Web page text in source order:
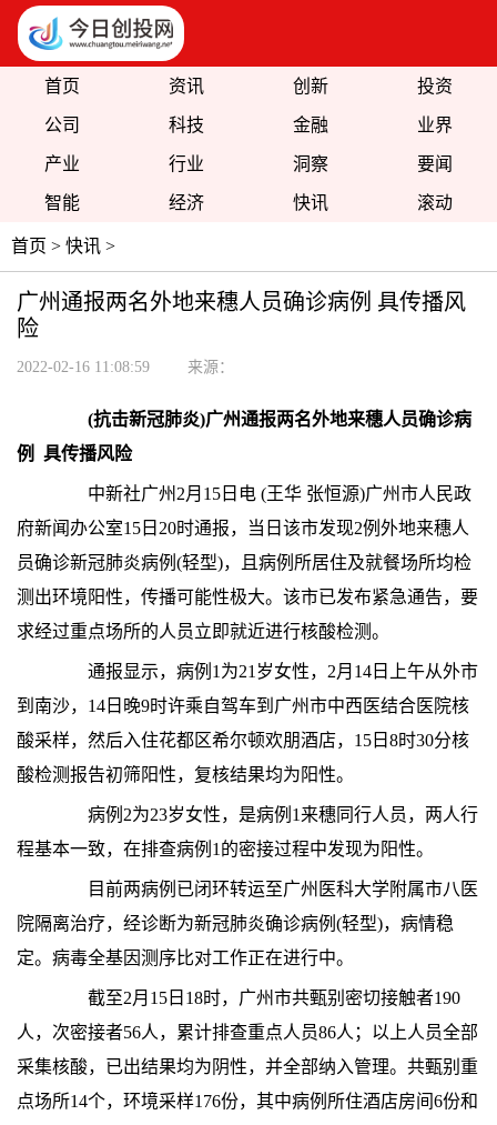
首页 资讯 创新 投资
公司 科技 金融 业界
产业 行业 洞察 要闻
智能 经济 快讯 滚动
首页 > 快讯 >
广州通报两名外地来穗人员确诊病例 具传播风
险
2022-02-16 11:08:59 来源：
(抗击新冠肺炎)广州通报两名外地来穗人员确诊病
例 具传播风险
中新社广州2月15日电 (王华 张恒源)广州市人民政
府新闻办公室15日20时通报，当日该市发现2例外地来穗人
员确诊新冠肺炎病例(轻型)，且病例所居住及就餐场所均检
测出环境阳性，传播可能性极大。该市已发布紧急通告，要
求经过重点场所的人员立即就近进行核酸检测。
通报显示，病例1为21岁女性，2月14日上午从外市
到南沙，14日晚9时许乘自驾车到广州市中西医结合医院核
酸采样，然后入住花都区希尔顿欢朋酒店，15日8时30分核
酸检测报告初筛阳性，复核结果均为阳性。
病例2为23岁女性，是病例1来穗同行人员，两人行
程基本一致，在排查病例1的密接过程中发现为阳性。
目前两病例已闭环转运至广州医科大学附属市八医
院隔离治疗，经诊断为新冠肺炎确诊病例(轻型)，病情稳
定。病毒全基因测序比对工作正在进行中。
截至2月15日18时，广州市共甄别密切接触者190
人，次密接者56人，累计排查重点人员86人；以上人员全部
采集核酸，已出结果均为阴性，并全部纳入管理。共甄别重
点场所14个，环境采样176份，其中病例所住酒店房间6份和